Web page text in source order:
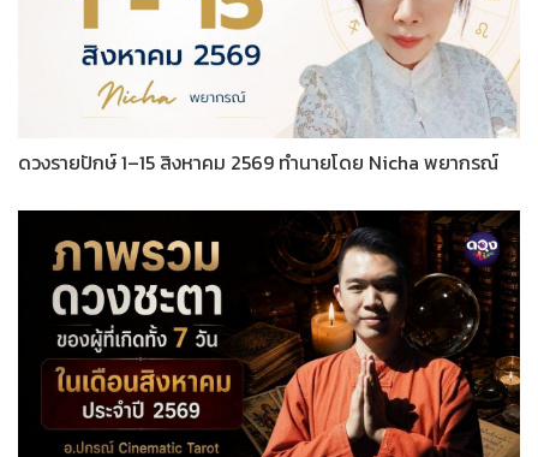
ดวงรายปักษ์ 1–15 สิงหาคม 2569 ทำนายโดย Nicha พยากรณ์